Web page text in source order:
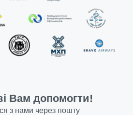
Вам допомогти!
з нами через пошту